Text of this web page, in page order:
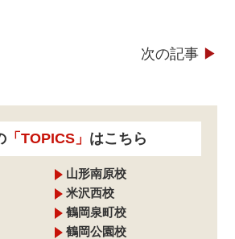
次の記事 ▶︎
「TOPICS」 はこちら
山形南原校
米沢西校
鶴岡泉町校
鶴岡公園校